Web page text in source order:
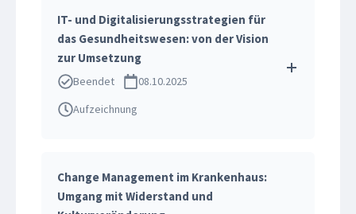
IT- und Digitalisierungsstrategien für
das Gesundheitswesen: von der Vision
zur Umsetzung
Beendet
08.10.2025
Aufzeichnung
Change Management im Krankenhaus:
Umgang mit Widerstand und